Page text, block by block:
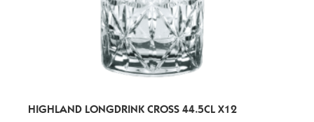
HIGHLAND LONGDRINK CROSS 44.5CL X12